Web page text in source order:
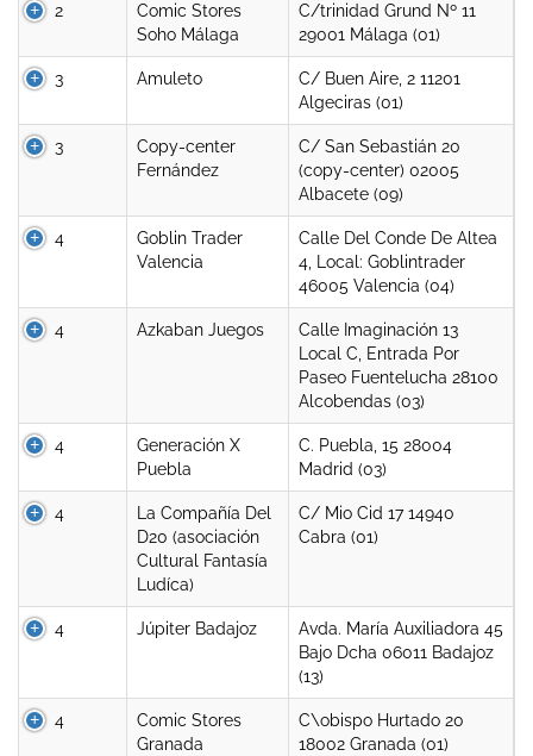
2
Comic Stores
Soho Málaga
C/trinidad Grund Nº 11
29001 Málaga (01)
3 Amuleto
C/ Buen Aire, 2 11201
Algeciras (01)
3
Copy-center
Fernández
C/ San Sebastián 20
(copy-center) 02005
Albacete (09)
4
Goblin Trader
Valencia
Calle Del Conde De Altea
4, Local: Goblintrader
46005 Valencia (04)
4 Azkaban Juegos
Calle Imaginación 13
Local C, Entrada Por
Paseo Fuentelucha 28100
Alcobendas (03)
4
Generación X
Puebla
C. Puebla, 15 28004
Madrid (03)
4
La Compañía Del
D20 (asociación
Cultural Fantasía
Ludíca)
C/ Mio Cid 17 14940
Cabra (01)
4 Júpiter Badajoz
Avda. María Auxiliadora 45
Bajo Dcha 06011 Badajoz
(13)
4
Comic Stores
Granada
C\obispo Hurtado 20
18002 Granada (01)